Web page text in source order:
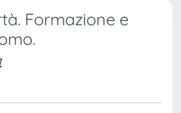
Formazione e